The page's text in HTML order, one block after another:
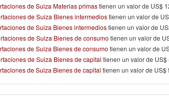
de Suiza Materias primastienen un valor de US$
de Suiza Bienes intermediostienen un valor de
de Suiza Bienes intermediostienen un valor de
de Suiza Bienes de consumo tienen un valor de
de Suiza Bienes de consumo tienen un valor de
de Suiza Bienes de capital tienen un valor de
de Suiza Bienes de capital tienen un valor de